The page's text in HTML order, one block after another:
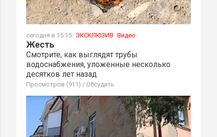
сегодня в 15:15 ЭКСКЛЮЗИВ Видео
Жесть
Смотрите, как выглядят трубы
водоснабжения, уложенные несколько
десятков лет назад
Просмотров (911) / Обсудить